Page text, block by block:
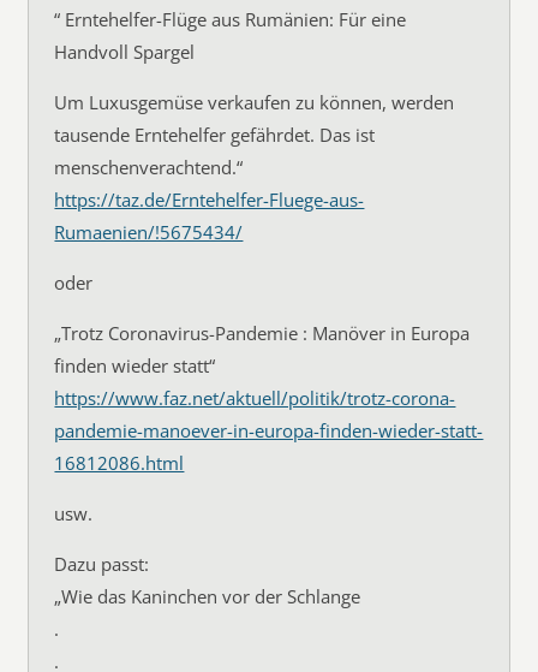
“ Erntehelfer-Flüge aus Rumänien: Für eine
Handvoll Spargel
Um Luxusgemüse verkaufen zu können, werden
tausende Erntehelfer gefährdet. Das ist
menschenverachtend.“
https://taz.de/Erntehelfer-Fluege-aus-
Rumaenien/!5675434/
oder
„Trotz Coronavirus-Pandemie : Manöver in Europa
finden wieder statt“
https://www.faz.net/aktuell/politik/trotz-corona-
pandemie-manoever-in-europa-finden-wieder-statt-
16812086.html
usw.
Dazu passt:
„Wie das Kaninchen vor der Schlange
.
.